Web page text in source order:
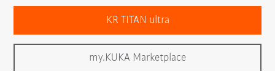
KR TITAN ultra
my.KUKA Marketplace